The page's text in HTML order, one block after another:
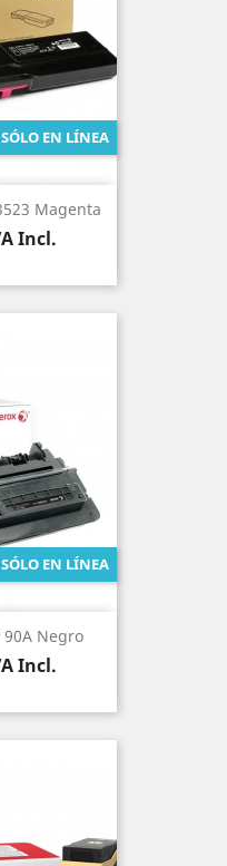
Magenta
Incl.
SÓLO EN LÍNEA
90A Negro
Incl.
SÓLO EN LÍNEA